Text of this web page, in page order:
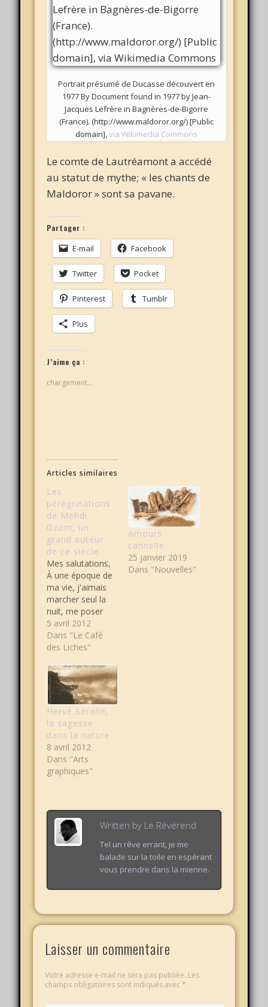
Portrait présumé de Ducasse découvert en
1977 By Document found in 1977 by Jean-
Jacques Lefrère in Bagnères-de-Bigorre
(France). (http://www.maldoror.org/) [Public
domain],via Wikimedia Commons
Le comte de Lautréamont a accédé
au statut de mythe; « les chants de
Maldoror » sont sa pavane.
Partager :
E-mail Facebook
Twitter Pocket
Pinterest Tumblr
Plus
J’aime ça :
chargement…
Articles similaires
Les
pérégrinations
de Mehdi
Gzom, un
grand auteur
de ce siècle
Mes salutations,
À une époque de
ma vie, j'aimais
marcher seul la
nuit, me poser
dans un parc,
écrire un peu, lire
beaucoup,
limite. Un soir
que je marchais
dans le parc
habituel qui
servait à mes
pérégrinations, je
vis au milieu de
l'herbe une
luciole isolée. Je…
5 avril 2012
Dans "Le Café
des Liches"
Amours
cannelle
25 janvier 2019
Dans "Nouvelles"
Hervé Sérane,
la sagesse
dans la nature
8 avril 2012
Dans "Arts
graphiques"
Written by Le Révérend
Tel un rêve errant, je me
balade sur la toile en espérant
vous prendre dans la mienne.
Laisser un commentaire
Votre adresse e-mail ne sera pas publiée. Les
champs obligatoires sont indiqués avec*